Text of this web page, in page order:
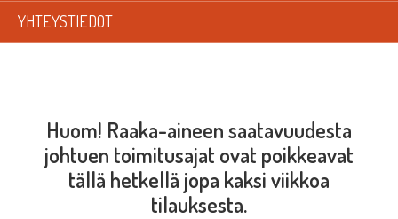
LISTAT
TIKASTUOTTEET
KATTOLUUKUT JA KATTOLÄPIVIENNIT
YHTEYSTIEDOT
Huom! Raaka-aineen saatavuudesta
johtuen toimitusajat ovat poikkeavat
tällä hetkellä jopa kaksi viikkoa
tilauksesta.